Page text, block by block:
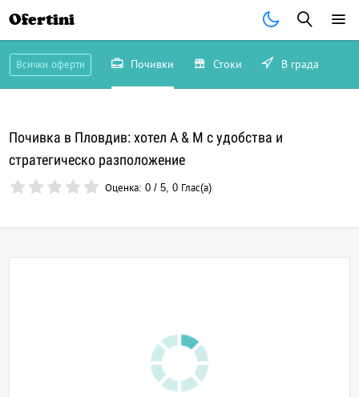
Ofertini
Всички оферти Почивки Стоки В града
Почивка в Пловдив: хотел A & M с удобства и
стратегическо разположение
Оценка:0 /5,0 Глас(а)